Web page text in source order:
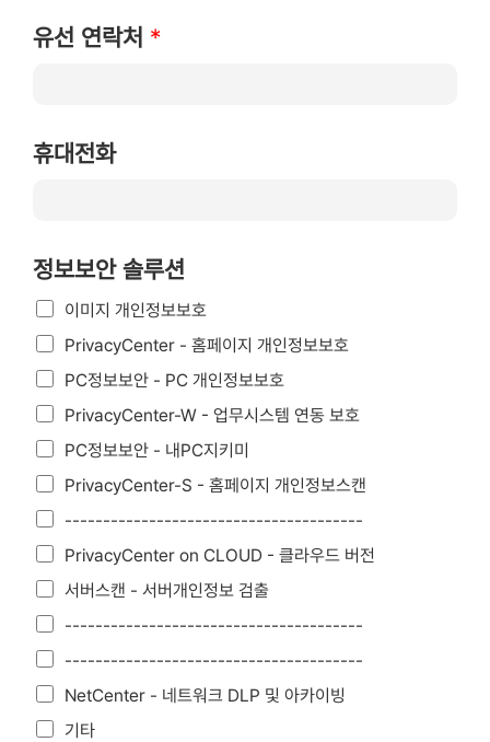
유선 연락처 *
휴대전화
정보보안 솔루션
이미지 개인정보보호
PrivacyCenter - 홈페이지 개인정보보호
PC정보보안 - PC 개인정보보호
PrivacyCenter-W - 업무시스템 연동 보호
PC정보보안 - 내PC지키미
PrivacyCenter-S - 홈페이지 개인정보스캔
---------------------------------------
PrivacyCenter on CLOUD - 클라우드 버전
서버스캔 - 서버개인정보 검출
---------------------------------------
---------------------------------------
NetCenter - 네트워크 DLP 및 아카이빙
기타